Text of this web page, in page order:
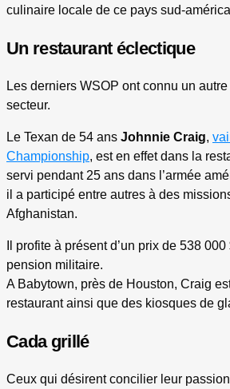
culinaire locale de ce pays sud-
Un restaurant éclectique
Les derniers WSOP ont connu un
secteur.
Le Texan de 54 ans Johnnie Craig,
Championship, est en effet dans la
servi pendant 25 ans dans l’armée
il a participé entre autres à des
Afghanistan.
Il profite à présent d’un prix de 538
pension militaire.
A Babytown, près de Houston, Craig
restaurant ainsi que des kiosques de
Cada grillé
Ceux qui désirent concilier leur